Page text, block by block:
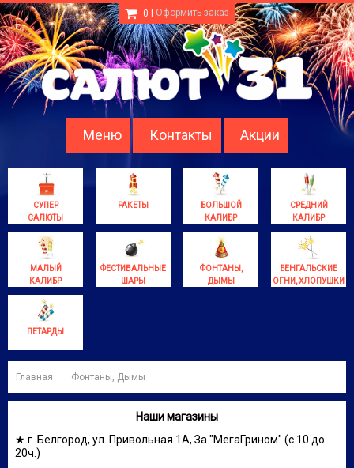
0 Оформить заказ
Меню Контакты Акции
СУПЕР
САЛЮТЫ
РАКЕТЫ
БОЛЬШОЙ
КАЛИБР
СРЕДНИЙ
КАЛИБР
МАЛЫЙ
КАЛИБР
ФЕСТИВАЛЬНЫЕ
ШАРЫ
ФОНТАНЫ,
ДЫМЫ
БЕНГАЛЬСКИЕ
ОГНИ, ХЛОПУШКИ
ПЕТАРДЫ
Главная Фонтаны, Дымы
Наши магазины
★ г. Белгород, ул. Привольная 1А, За "МегаГрином" (с 10 до
20ч.)